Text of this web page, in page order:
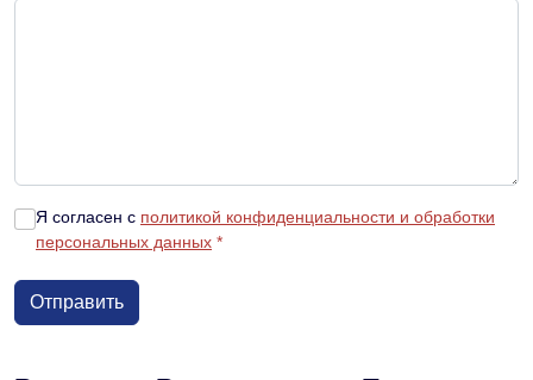
Я согласен с политикой конфиденциальности и обработки
персональных данных *